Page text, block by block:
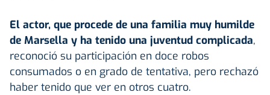
El actor, que procede de una familia muy humilde
de Marsella y ha tenido una juventud complicada,
reconoció su participación en doce robos
consumados o en grado de tentativa, pero rechazó
haber tenido que ver en otros cuatro.